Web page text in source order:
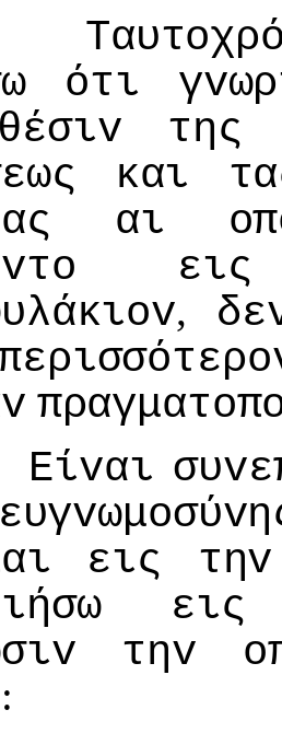
ότι
θέσιv
της
και
αι
εις
,
Είvαι
εις
τηv
εις
τηv
: